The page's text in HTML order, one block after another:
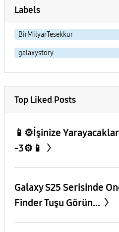
Labels
BirMilyarTesekkur
galaxystory
Top Liked Posts
📱⚙️İşinize
-3⚙️📱
Galaxy S25 Serisinde
Finder Tuşu Görün...